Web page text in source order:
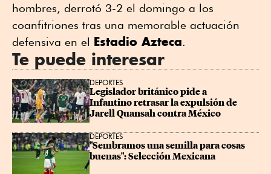
hombres, derrotó 3-2 el domingo a los
coanfitriones tras una memorable actuación
defensiva en el Estadio Azteca.
Te puede interesar
DEPORTES
Legislador británico pide a
Infantino retrasar la expulsión de
Jarell Quansah contra México
DEPORTES
"Sembramos una semilla para cosas
buenas": Selección Mexicana